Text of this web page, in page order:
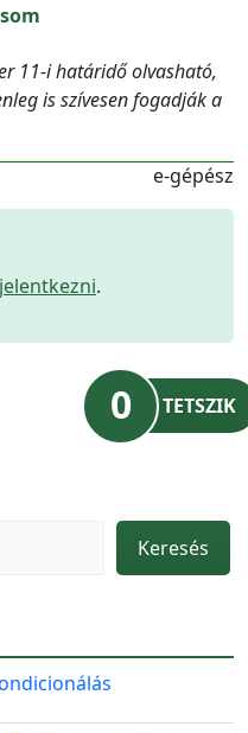
11-i határidő olvasható,
is szívesen fogadják a
e-gépész
.
0 TETSZIK
Keresés